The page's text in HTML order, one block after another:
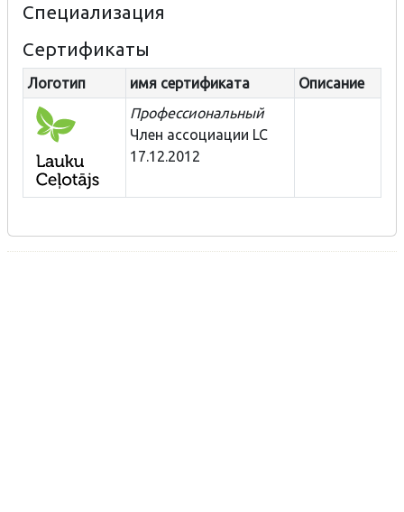
Специализация
Сертификаты
Логотип имя сертификата
Описание
Профессиональный
Член ассоциации LC
17.12.2012